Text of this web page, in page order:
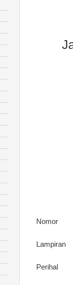
J
Nomor
Lampiran
Perihal